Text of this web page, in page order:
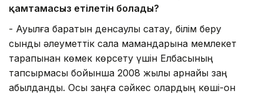
қамтамасыз етілетін болады?
- Ауылға баратын денсаулық сақтау, білім беру
сынды әлеуметтік сала мамандарына мемлекет
тарапынан көмек көрсету үшін Елбасының
тапсырмасы бойынша 2008 жылы арнайы заң
қабылданды. Осы заңға сәйкес олардың көші-қон